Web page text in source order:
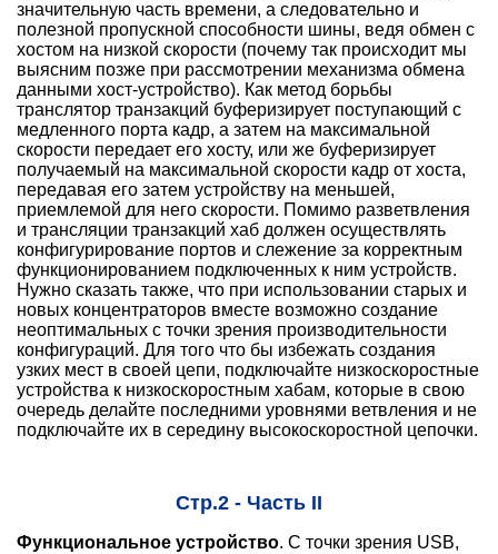
значительную часть времени, а следовательно и
полезной пропускной способности шины, ведя обмен с
хостом на низкой скорости (почему так происходит мы
выясним позже при рассмотрении механизма обмена
данными хост-устройство). Как метод борьбы
транслятор транзакций буферизирует поступающий с
медленного порта кадр, а затем на максимальной
скорости передает его хосту, или же буферизирует
получаемый на максимальной скорости кадр от хоста,
передавая его затем устройству на меньшей,
приемлемой для него скорости. Помимо разветвления
и трансляции транзакций хаб должен осуществлять
конфигурирование портов и слежение за корректным
функционированием подключенных к ним устройств.
Нужно сказать также, что при использовании старых и
новых концентраторов вместе возможно создание
неоптимальных с точки зрения производительности
конфигураций. Для того что бы избежать создания
узких мест в своей цепи, подключайте низкоскоростные
устройства к низкоскоростным хабам, которые в свою
очередь делайте последними уровнями ветвления и не
подключайте их в середину высокоскоростной цепочки.
Стр.2 - Часть II
Функциональное устройство. С точки зрения USB,